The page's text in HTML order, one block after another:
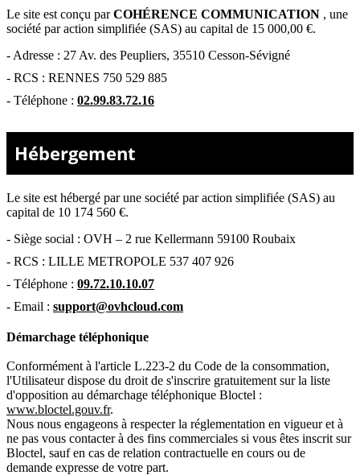
Le site est conçu parCOHÉRENCE COMMUNICATION , une
société par action simplifiée (SAS) au capital de 15 000,00 €.
- Adresse : 27 Av. des Peupliers, 35510 Cesson-Sévigné
- RCS : RENNES 750 529 885
- Téléphone : 02.99.83.72.16
Hébergement
Le site est hébergé parune société par action simplifiée (SAS) au
capital de 10 174 560 €.
- Siège social : OVH – 2 rue Kellermann 59100 Roubaix
- RCS : LILLE METROPOLE 537 407 926
- Téléphone : 09.72.10.10.07
- Email : support@ovhcloud.com
Démarchage téléphonique
Conformément à l'article L.223-2 du Code de la consommation,
l'Utilisateur dispose du droit de s'inscrire gratuitement sur la liste
d'opposition au démarchage téléphonique Bloctel :
www.bloctel.gouv.fr.
Nous nous engageons à respecter la réglementation en vigueur et à
ne pas vous contacter à des fins commerciales si vous êtes inscrit sur
Bloctel, sauf en cas de relation contractuelle en cours ou de
demande expresse de votre part.